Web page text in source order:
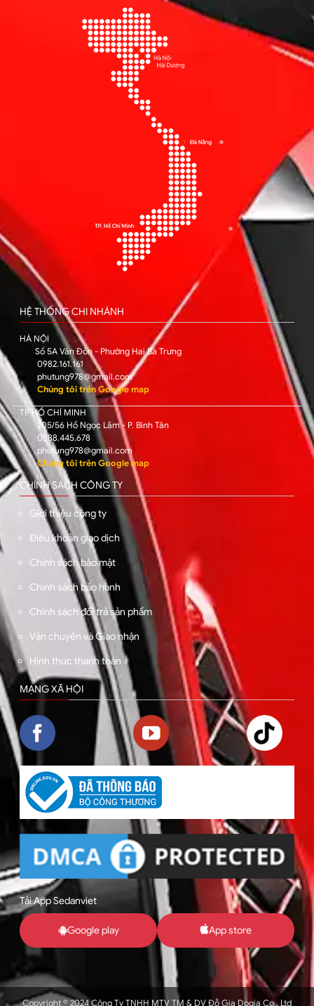
HỆ THỐNG CHI NHÁNH
HÀ NỘI
Số 5A Vân Đồn - Phường Hai Bà Trưng
0982.161.161
phutung978@gmail.com
Chúng tôi trên Google map
TP HỒ CHÍ MINH
205/56 Hồ Ngọc Lãm - P. Bình Tân
0588.445.678
phutung978@gmail.com
Chúng tôi trên Google map
CHÍNH SÁCH CÔNG TY
Giới thiệu công ty
Điều khoản giao dịch
Chính sách bảo mật
Chính sách bảo hành
Chính sách đổi trả sản phẩm
Vận chuyển và Giao nhận
Hình thức thanh toán
MẠNG XÃ HỘI
Tải App Sedanviet
Google play App store
Copyright © 2024 Công Ty TNHH MTV TM & DV Đỗ Gia Dogia Co., Ltd